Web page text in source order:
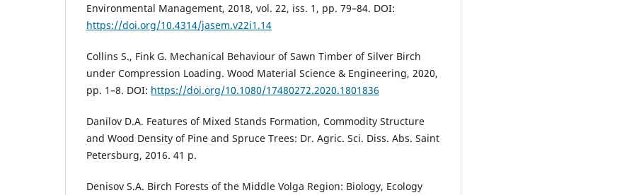
Environmental Management, 2018, vol. 22, iss. 1, pp. 79–84. DOI:
https://doi.org/10.4314/jasem.v22i1.14
Collins S., Fink G. Mechanical Behaviour of Sawn Timber of Silver Birch
under Compression Loading. Wood Material Science & Engineering, 2020,
pp. 1–8. DOI: https://doi.org/10.1080/17480272.2020.1801836
Danilov D.A. Features of Mixed Stands Formation, Commodity Structure
and Wood Density of Pine and Spruce Trees: Dr. Agric. Sci. Diss. Abs. Saint
Petersburg, 2016. 41 p.
Denisov S.А. Birch Forests of the Middle Volga Region: Biology, Ecology